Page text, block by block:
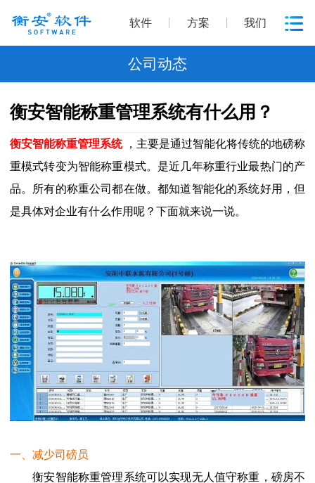
软件 方案 我们
公司动态
衡安智能称重管理系统有什么用？
衡安智能称重管理系统
，主要是通过智能化将传统的地磅称
重模式转变为智能称重模式。是近几年称重行业最热门的产
品。所有的称重公司都在做。都知道智能化的系统好用，但
是具体对企业有什么作用呢？下面就来说一说。
一、减少司磅员
衡安智能称重管理系统可以实现无人值守称重，磅房不